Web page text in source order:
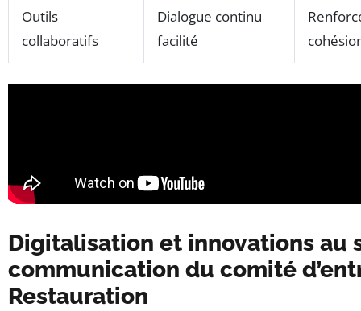
Outils
collaboratifs
Dialogue continu
facilité
Digitalisation et innovations au
communication du comité
Restauration